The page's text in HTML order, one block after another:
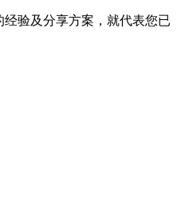
验及分享方案，就代表您已